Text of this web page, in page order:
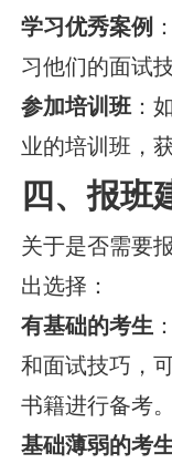
学习优秀案例
习他们的面试
参加培训班：
业的培训班，
四、报班
关于是否需要
出选择：
有基础的考生
和面试技巧，
书籍进行备考。
基础薄弱的考